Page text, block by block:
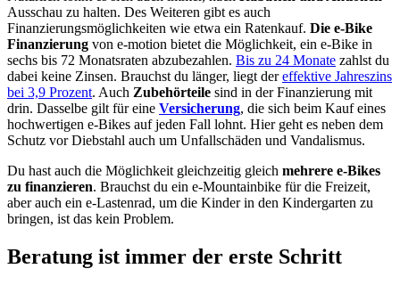
Ausschau zu halten. Des Weiteren gibt es auch
Finanzierungsmöglichkeiten wie etwa ein Ratenkauf. Die e-Bike
Finanzierung von e-motion bietet die Möglichkeit, ein e-Bike in
sechs bis 72 Monatsraten abzubezahlen. Bis zu 24 Monate zahlst du
dabei keine Zinsen. Brauchst du länger, liegt dereffektive Jahreszins
bei 3,9 Prozent. Auch Zubehörteile sind in der Finanzierung mit
drin. Dasselbe gilt für eine Versicherung, die sich beim Kauf eines
hochwertigen e-Bikes auf jeden Fall lohnt. Hier geht es neben dem
Schutz vor Diebstahl auch um Unfallschäden und Vandalismus.
Du hast auch die Möglichkeit gleichzeitig gleich mehrere e-Bikes
zu finanzieren. Brauchst du ein e-Mountainbike für die Freizeit,
aber auch ein e-Lastenrad, um die Kinder in den Kindergarten zu
bringen, ist das kein Problem.
Beratung ist immer der erste Schritt